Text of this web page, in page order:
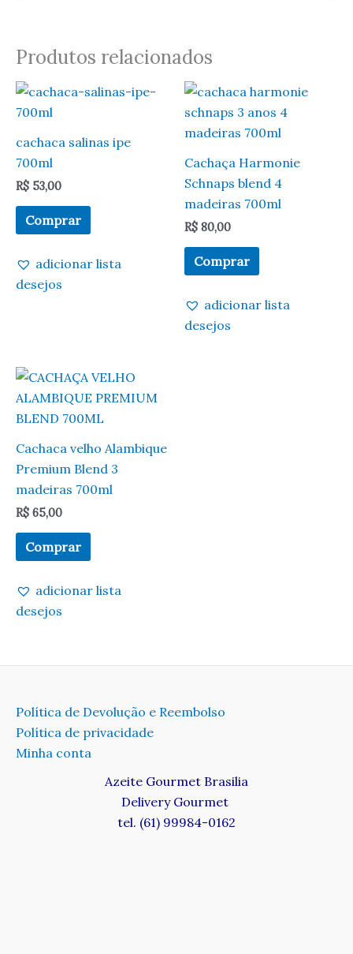
Produtos relacionados
cachaca salinas ipe
700ml
R$ 53,00
Comprar
adicionar lista
desejos
Cachaça Harmonie
Schnaps blend 4
madeiras 700ml
R$ 80,00
Comprar
adicionar lista
desejos
Cachaca velho Alambique
Premium Blend 3
madeiras 700ml
R$ 65,00
Comprar
adicionar lista
desejos
Política de Devolução e Reembolso
Política de privacidade
Minha conta
Azeite Gourmet Brasilia
Delivery Gourmet
tel. (61) 99984-0162